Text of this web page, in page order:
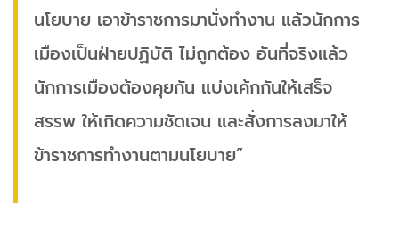
นโยบาย เอาข้าราชการมานั่งทำงาน แล้วนักการ
เมืองเป็นฝ่ายปฏิบัติ ไม่ถูกต้อง อันที่จริงแล้ว
นักการเมืองต้องคุยกัน แบ่งเค้กกันให้เสร็จ
สรรพ ให้เกิดความชัดเจน และสั่งการลงมาให้
ข้าราชการทำงานตามนโยบาย”